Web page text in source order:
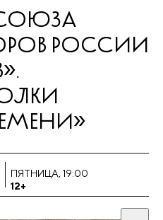
РОССИИ
ПЯТНИЦА, 19:00
12+